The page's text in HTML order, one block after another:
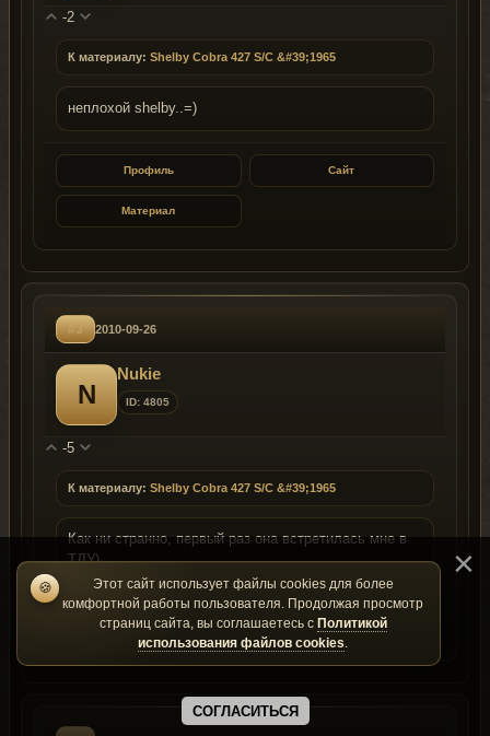
-2
К материалу: Shelby Cobra 427 S/C &#39;1965
неплохой shelby..=)
Профиль Сайт
Материал
#3 2010-09-26
N
Nukie
ID: 4805
-5
К материалу: Shelby Cobra 427 S/C &#39;1965
Как ни странно, первый раз она встретилась мне в
ТДУ)
Профиль Материал
🍪
Этот сайт использует файлы cookies для более
комфортной работы пользователя. Продолжая просмотр
страниц сайта, вы соглашаетесь с Политикой
использования файлов cookies.
СОГЛАСИТЬСЯ